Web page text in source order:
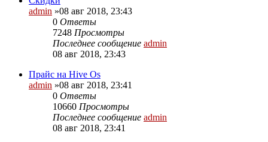
admin »08 авг 2018, 23:43
0 Ответы
7248 Просмотры
Последнее сообщение admin
08 авг 2018, 23:43
Прайс на Hive Os
admin »08 авг 2018, 23:41
0 Ответы
10660 Просмотры
Последнее сообщение admin
08 авг 2018, 23:41